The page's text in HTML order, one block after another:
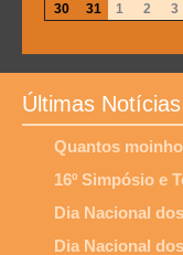
30
31 1 2 3
Últimas Notícias
Quantos
16º Simpósio e
Dia Nacional
Dia Nacional